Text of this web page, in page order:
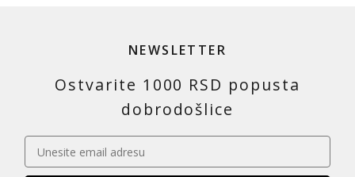
NEWSLETTER
Ostvarite 1000 RSD popusta
dobrodošlice